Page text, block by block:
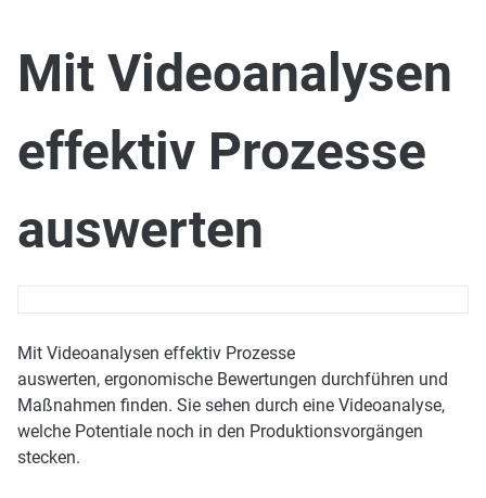
Mit Videoanalysen
effektiv Prozesse
auswerten
Mit Videoanalysen effektiv Prozesse
auswerten, ergonomische Bewertungen durchführen und
Maßnahmen finden. Sie sehen durch eine Videoanalyse,
welche Potentiale noch in den Produktionsvorgängen
stecken.